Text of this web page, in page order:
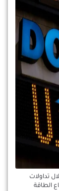
تداولات
الطاقة